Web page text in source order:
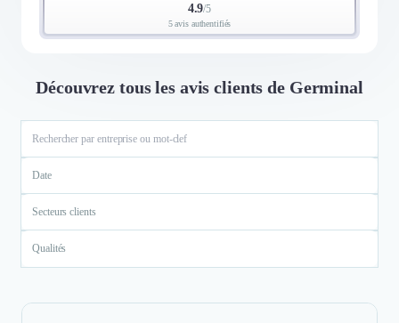
4.9/5
5 avis authentifiés
Découvrez tous les avis clients de Germinal
Date
Secteurs clients
Qualités